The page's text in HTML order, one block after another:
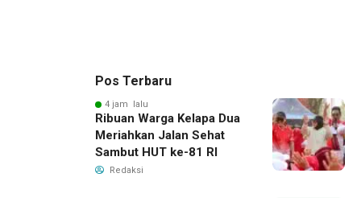
Pos Terbaru
4 jam lalu
Ribuan Warga Kelapa Dua
Meriahkan Jalan Sehat
Sambut HUT ke-81 RI
Redaksi